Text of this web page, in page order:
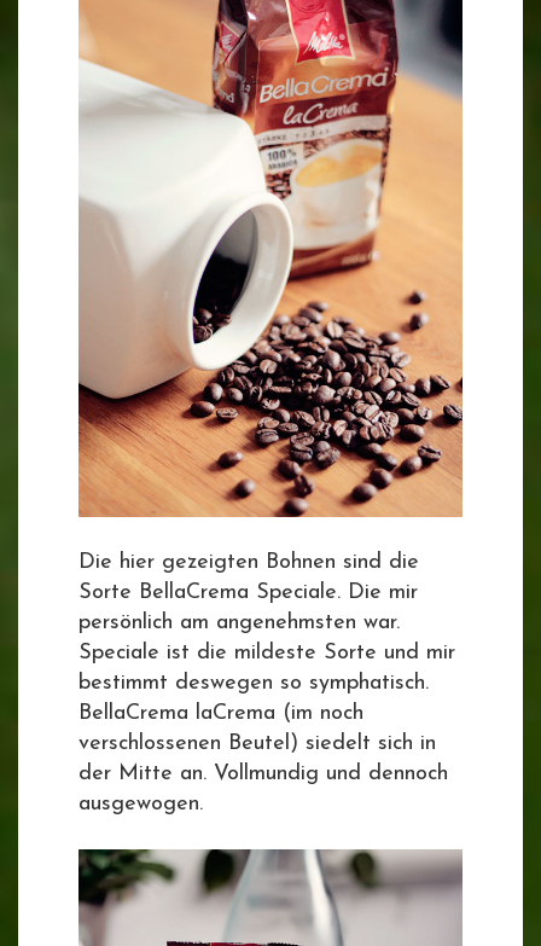
Die hier gezeigten Bohnen sind die
Sorte BellaCrema Speciale. Die mir
persönlich am angenehmsten war.
Speciale ist die mildeste Sorte und mir
bestimmt deswegen so symphatisch.
BellaCrema laCrema (im noch
verschlossenen Beutel) siedelt sich in
der Mitte an. Vollmundig und dennoch
ausgewogen.